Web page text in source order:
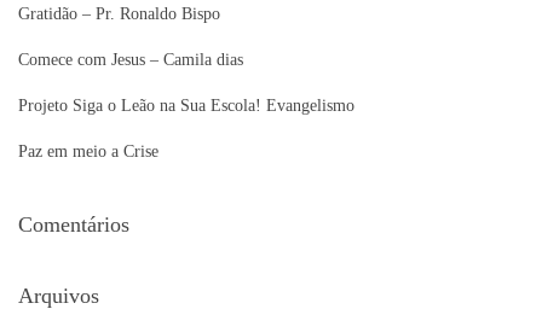
r
o
Gratidão – Pr. Ronaldo Bispo
Comece com Jesus – Camila dias
Projeto Siga o Leão na Sua Escola! Evangelismo
Paz em meio a Crise
Comentários
Arquivos